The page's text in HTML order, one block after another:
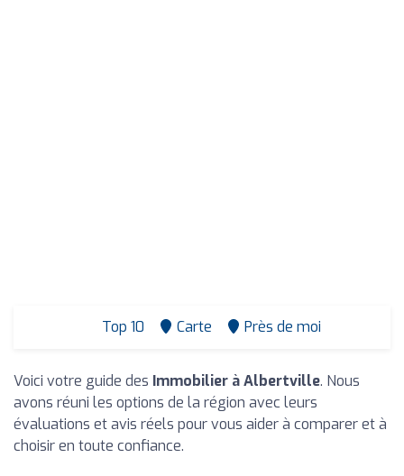
Top 10 Carte Près de moi
Voici votre guide des Immobilier à Albertville. Nous
avons réuni les options de la région avec leurs
évaluations et avis réels pour vous aider à comparer et à
choisir en toute confiance.